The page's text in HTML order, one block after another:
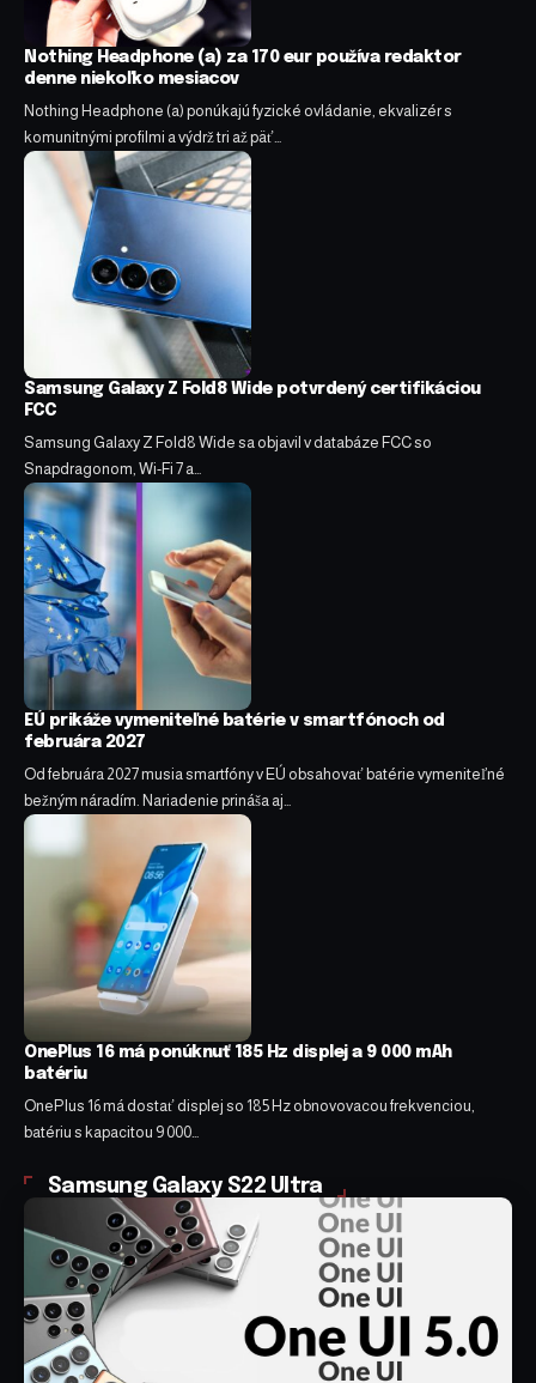
Nothing Headphone (a) za 170 eur používa redaktor
denne niekoľko mesiacov
Nothing Headphone (a) ponúkajú fyzické ovládanie, ekvalizér s
komunitnými profilmi a výdrž tri až päť…
Samsung Galaxy Z Fold8 Wide potvrdený certifikáciou
FCC
Samsung Galaxy Z Fold8 Wide sa objavil v databáze FCC so
Snapdragonom, Wi-Fi 7 a…
EÚ prikáže vymeniteľné batérie v smartfónoch od
februára 2027
Od februára 2027 musia smartfóny v EÚ obsahovať batérie vymeniteľné
bežným náradím. Nariadenie prináša aj…
OnePlus 16 má ponúknuť 185 Hz displej a 9 000 mAh
batériu
OnePlus 16 má dostať displej so 185 Hz obnovovacou frekvenciou,
batériu s kapacitou 9 000…
Samsung Galaxy S22 Ultra